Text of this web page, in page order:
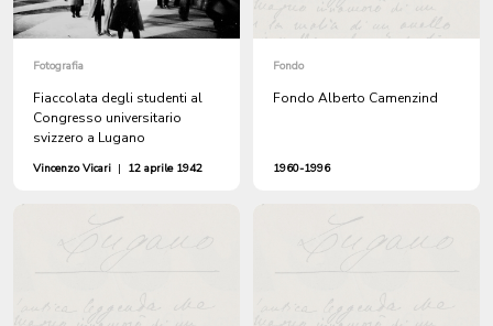
Fotografia
Fiaccolata degli studenti al
Congresso universitario
svizzero a Lugano
Vincenzo Vicari | 12 aprile 1942
Fondo
Fondo Alberto Camenzind
1960-1996